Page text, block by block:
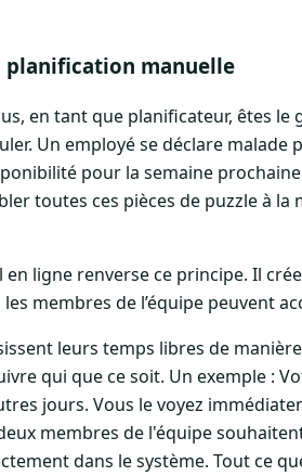
planification manuelle
en tant que planificateur, êtes
Un employé se déclare malade
pour la semaine
toutes ces pièces de puzzle à la
ligne renverse ce principe. Il
membres de l’équipe peuvent
leurs temps libres de
qui que ce soit. Un exemple :
jours. Vous le voyez
membres de l'équipe
dans le système. Tout ce